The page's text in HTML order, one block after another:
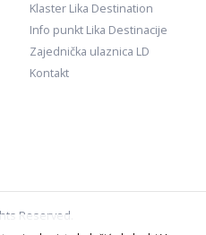
Klaster Lika Destination
Info punkt Lika Destinacije
Zajednička ulaznica LD
Kontakt
Reserved.